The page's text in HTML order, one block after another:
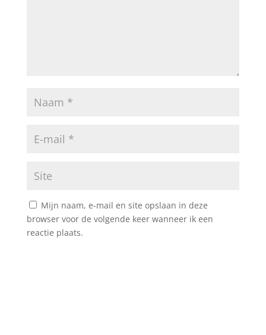
Mijn naam, e-mail en site opslaan in deze
browser voor de volgende keer wanneer ik een
reactie plaats.